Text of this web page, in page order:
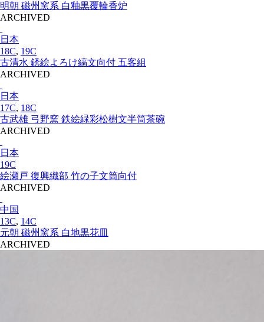
明朝 磁州窯系 白釉黒覆輪香炉
ARCHIVED
日本
18C, 19C
古清水 銹絵よろけ縞文向付 五客組
ARCHIVED
日本
17C, 18C
古武雄 弓野窯 鉄絵緑彩松樹文半筒茶碗
ARCHIVED
日本
19C
絵瀬戸 復興織部 竹の子文筒向付
ARCHIVED
中国
13C, 14C
元朝 磁州窯系 白地黒花皿
ARCHIVED